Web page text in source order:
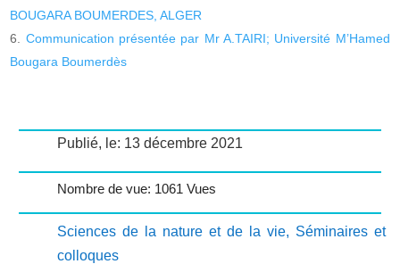
BOUGARA BOUMERDES, ALGER
Communication présentée par Mr A.TAIRI; Université M’Hamed
Bougara Boumerdès
Publié, le: 13 décembre 2021
Nombre de vue: 1061 Vues
Sciences de la nature et de la vie, Séminaires et
colloques